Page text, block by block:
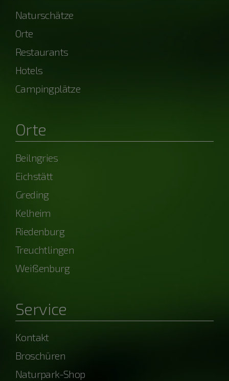
Naturschätze
Orte
Restaurants
Hotels
Campingplätze
Orte
Beilngries
Eichstätt
Greding
Kelheim
Riedenburg
Treuchtlingen
Weißenburg
Service
Kontakt
Broschüren
Naturpark-Shop